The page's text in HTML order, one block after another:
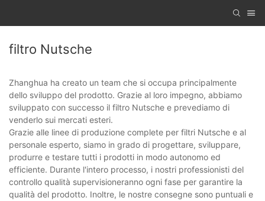
filtro Nutsche
Zhanghua ha creato un team che si occupa principalmente
dello sviluppo del prodotto. Grazie al loro impegno, abbiamo
sviluppato con successo il filtro Nutsche e prevediamo di
venderlo sui mercati esteri.
Grazie alle linee di produzione complete per filtri Nutsche e al
personale esperto, siamo in grado di progettare, sviluppare,
produrre e testare tutti i prodotti in modo autonomo ed
efficiente. Durante l'intero processo, i nostri professionisti del
controllo qualità supervisioneranno ogni fase per garantire la
qualità del prodotto. Inoltre, le nostre consegne sono puntuali e